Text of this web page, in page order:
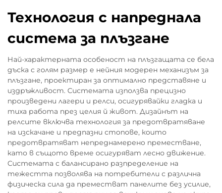
Технология с напреднала
система за плъзгане
Най-характерната особеност на плъзгащата се бела
дъска с голям размер е нейния модерен механизъм за
плъзгане, проектиран за оптимално представяне и
издръжливост. Системата използва прецизно
произведени лагери и релси, осигурявайки гладка и
тиха работа през целия й живот. Дизайнът на
релсите включва технология за предотвратяване
на изскачане и предпазни стопове, които
предотвратяват непреднамерено преместване,
като в същото време осигуряват лесно движение.
Системата с балансирано разпределение на
тежестта позволява на потребители с различна
физическа сила да преместват панелите без усилие,